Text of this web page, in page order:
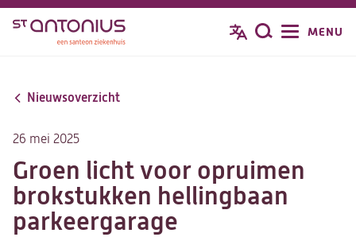
Overslaan
inhoud
Zoeken
MENU
Nieuwsoverzicht
26 mei 2025
Groen licht voor opruimen
brokstukken hellingbaan
parkeergarage